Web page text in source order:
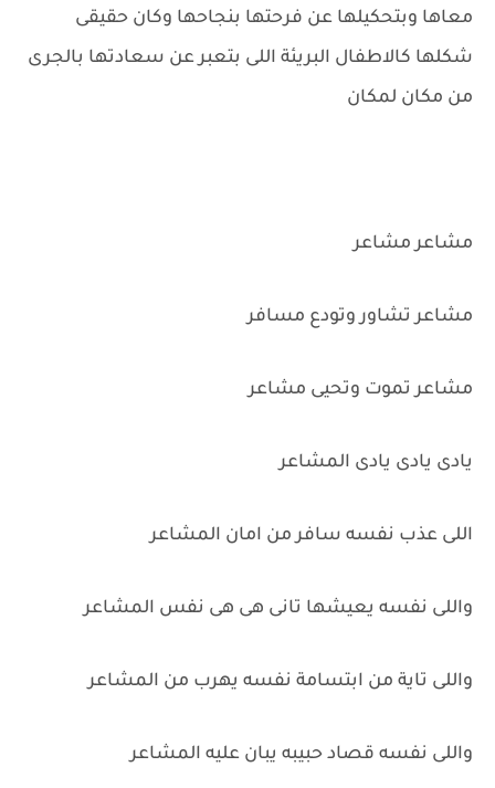
معاها وبتحكيلها عن فرحتها بنجاحها وكان حقيقى
شكلها كالاطفال البريئة اللى بتعبر عن سعادتها بالجرى
من مكان لمكان
مشاعر مشاعر
مشاعر تشاور وتودع مسافر
مشاعر تموت وتحيى مشاعر
يادى يادى يادى المشاعر
اللى عذب نفسه سافر من امان المشاعر
واللى نفسه يعيشها تانى هى هى نفس المشاعر
واللى تاية من ابتسامة نفسه يهرب من المشاعر
واللى نفسه قصاد حبيبه يبان عليه المشاعر